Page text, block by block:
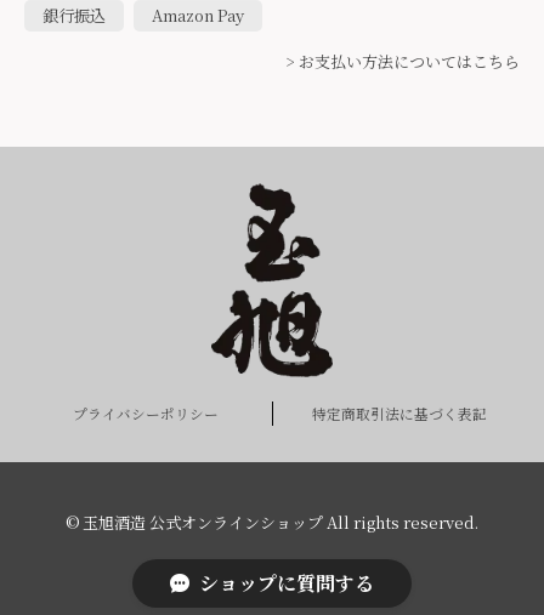
銀行振込
Amazon Pay
> お支払い方法についてはこちら
プライバシーポリシー 特定商取引法に基づく表記
© 玉旭酒造 公式オンラインショップ All rights reserved.
ショップに質問する